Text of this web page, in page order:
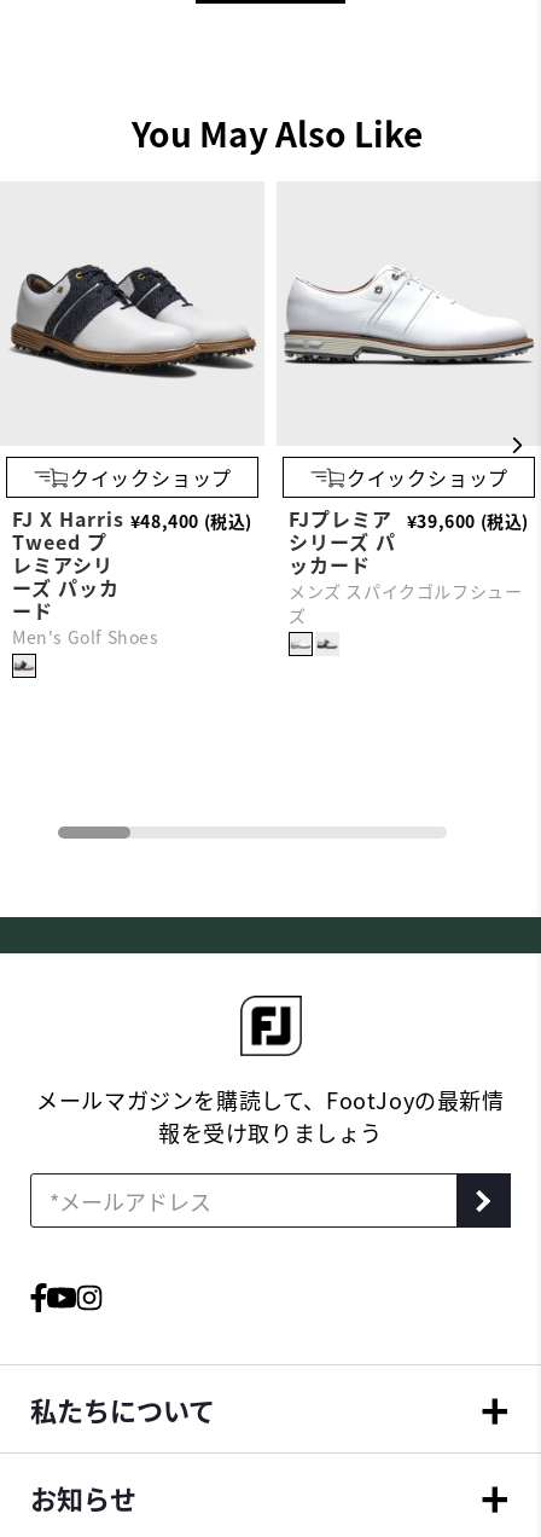
You May Also Like
クイックショップ
FJ X Harris
Tweed プ
レミアシリ
ーズ パッカ
ード
Men's Golf Shoes
¥48,400 (税込)
クイックショップ
FJプレミア
シリーズ パ
ッカード
メンズ スパイクゴルフシュー
ズ
¥39,600 (税込)
メールマガジンを購読して、FootJoyの最新情
報を受け取りましょう
私たちについて
お知らせ